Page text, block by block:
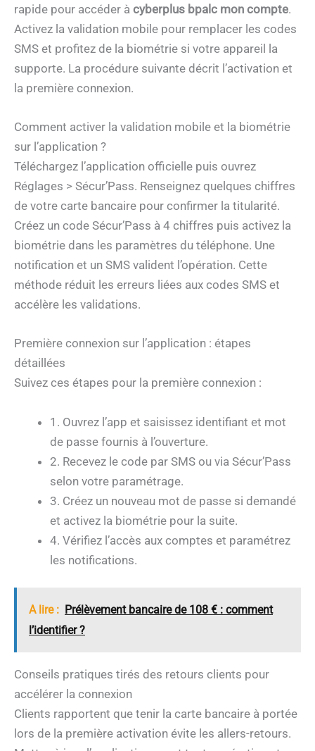
rapide pour accéder à cyberplus bpalc mon compte.
Activez la validation mobile pour remplacer les codes
SMS et profitez de la biométrie si votre appareil la
supporte. La procédure suivante décrit l’activation et
la première connexion.
Comment activer la validation mobile et la biométrie
sur l’application ?
Téléchargez l’application officielle puis ouvrez
Réglages > Sécur’Pass. Renseignez quelques chiffres
de votre carte bancaire pour confirmer la titularité.
Créez un code Sécur’Pass à 4 chiffres puis activez la
biométrie dans les paramètres du téléphone. Une
notification et un SMS valident l’opération. Cette
méthode réduit les erreurs liées aux codes SMS et
accélère les validations.
Première connexion sur l’application : étapes
détaillées
Suivez ces étapes pour la première connexion :
1. Ouvrez l’app et saisissez identifiant et mot
de passe fournis à l’ouverture.
2. Recevez le code par SMS ou via Sécur’Pass
selon votre paramétrage.
3. Créez un nouveau mot de passe si demandé
et activez la biométrie pour la suite.
4. Vérifiez l’accès aux comptes et paramétrez
les notifications.
A lire : Prélèvement bancaire de 108 € : comment
l’identifier ?
Conseils pratiques tirés des retours clients pour
accélérer la connexion
Clients rapportent que tenir la carte bancaire à portée
lors de la première activation évite les allers-retours.